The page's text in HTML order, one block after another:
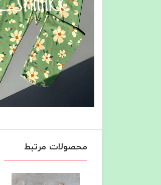
محصولات مرتبط